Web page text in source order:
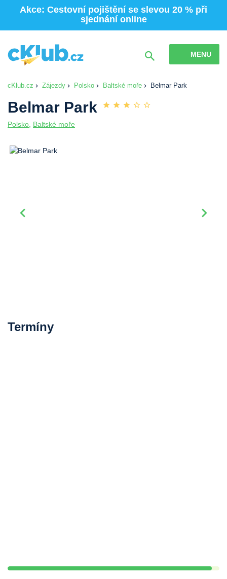
Akce: Cestovní pojištění se slevou 20 % při
sjednání online
MENU
cKlub.cz Zájezdy Polsko Baltské moře Belmar Park
Belmar Park
Polsko Baltské moře
Termíny